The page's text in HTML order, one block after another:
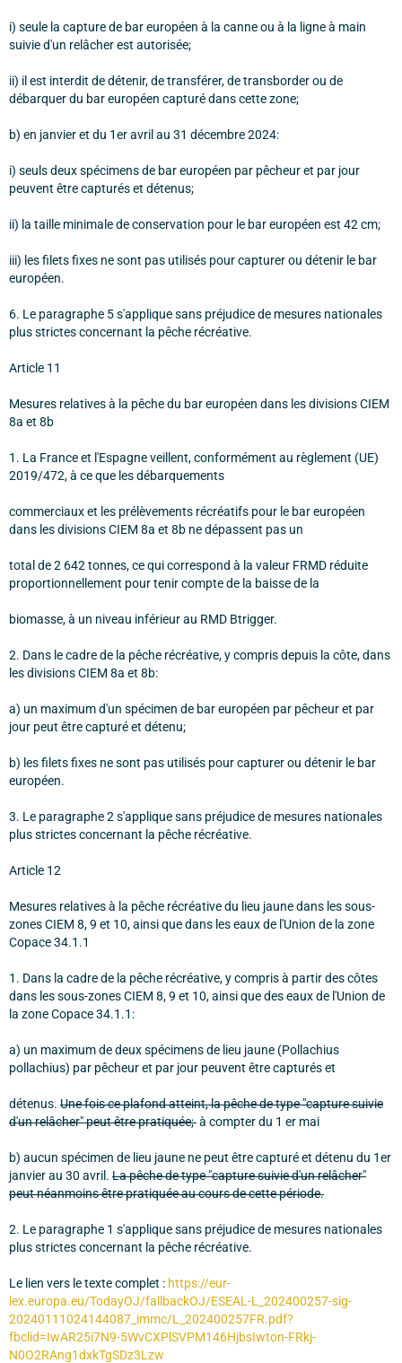
i) seule la capture de bar européen à la canne ou à la ligne à main
suivie d'un relâcher est autorisée;
ii) il est interdit de détenir, de transférer, de transborder ou de
débarquer du bar européen capturé dans cette zone;
b) en janvier et du 1er avril au 31 décembre 2024:
i) seuls deux spécimens de bar européen par pêcheur et par jour
peuvent être capturés et détenus;
ii) la taille minimale de conservation pour le bar européen est 42 cm;
iii) les filets fixes ne sont pas utilisés pour capturer ou détenir le bar
européen.
6. Le paragraphe 5 s'applique sans préjudice de mesures nationales
plus strictes concernant la pêche récréative.
Article 11
Mesures relatives à la pêche du bar européen dans les divisions CIEM
8a et 8b
1. La France et l'Espagne veillent, conformément au règlement (UE)
2019/472, à ce que les débarquements
commerciaux et les prélèvements récréatifs pour le bar européen
dans les divisions CIEM 8a et 8b ne dépassent pas un
total de 2 642 tonnes, ce qui correspond à la valeur FRMD réduite
proportionnellement pour tenir compte de la baisse de la
biomasse, à un niveau inférieur au RMD Btrigger.
2. Dans le cadre de la pêche récréative, y compris depuis la côte, dans
les divisions CIEM 8a et 8b:
a) un maximum d'un spécimen de bar européen par pêcheur et par
jour peut être capturé et détenu;
b) les filets fixes ne sont pas utilisés pour capturer ou détenir le bar
européen.
3. Le paragraphe 2 s'applique sans préjudice de mesures nationales
plus strictes concernant la pêche récréative.
Article 12
Mesures relatives à la pêche récréative du lieu jaune dans les sous-
zones CIEM 8, 9 et 10, ainsi que dans les eaux de l'Union de la zone
Copace 34.1.1
1. Dans la cadre de la pêche récréative, y compris à partir des côtes
dans les sous-zones CIEM 8, 9 et 10, ainsi que des eaux de l'Union de
la zone Copace 34.1.1:
a) un maximum de deux spécimens de lieu jaune (Pollachius
pollachius) par pêcheur et par jour peuvent être capturés et
détenus. Une fois ce plafond atteint, la pêche de type "capture suivie
d'un relâcher" peut être pratiquée;à compter du 1 er mai
b) aucun spécimen de lieu jaune ne peut être capturé et détenu du 1er
janvier au 30 avril. La pêche de type "capture suivie d'un relâcher"
peut néanmoins être pratiquée au cours de cette période.
2. Le paragraphe 1 s'applique sans préjudice de mesures nationales
plus strictes concernant la pêche récréative.
Le lien vers le texte complet : https://eur-
lex.europa.eu/TodayOJ/fallbackOJ/ESEAL-L_202400257-sig-
20240111024144087_immc/L_202400257FR.pdf?
fbclid=IwAR25i7N9-5WvCXPlSVPM146HjbsIwton-FRkj-
N0O2RAng1dxkTgSDz3Lzw